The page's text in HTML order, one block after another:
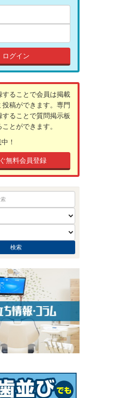
ログイン
することで会員は掲載
稿ができます。専門
ることで質問掲示板
とができます。
！
無料会員登録